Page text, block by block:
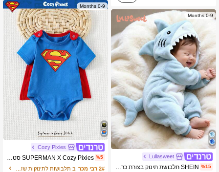
0-9 Months
Lullasweet
%15 SHEIN תלבושת תינוק בצורת כריש, כובע תלת מימדי קטיפה חמוד בצורת כריש, פנים כריש רקומות, סרבל עם שרוולים ארוכים לתינוק
0-9 Months
Cozy Pixies
%5 SUPERMAN X Cozy Pixies סט של 2 חלקים בגד גוף לתינוק בן יומו עם צווארון עגול וצווארון קצר עם שרוולים קצרים
2# רבי מכר